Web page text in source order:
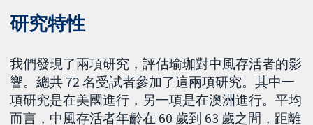
研究特性
我們發現了兩項研究，評估瑜珈對中風存活者的影
響。總共 72 名受試者參加了這兩項研究。其中一
項研究是在美國進行，另一項是在澳洲進行。平均
而言，中風存活者年齡在 60 歲到 63 歲之間，距離